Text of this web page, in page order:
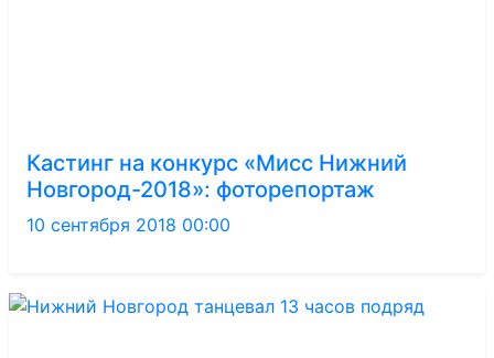
Кастинг на конкурс «Мисс Нижний
Новгород-2018»: фоторепортаж
10 сентября 2018 00:00